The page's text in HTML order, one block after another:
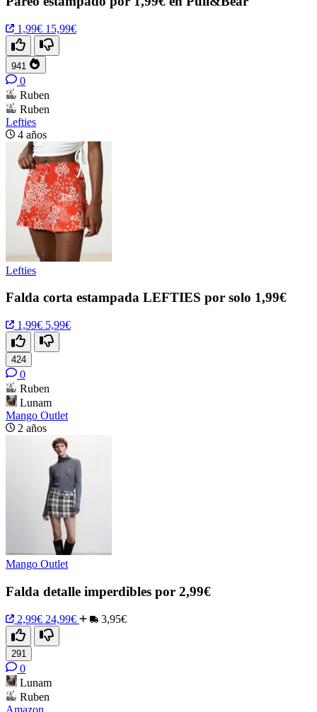
1,99€ 15,99€
941
0
Ruben
Ruben
Lefties
4 años
Lefties
Falda corta estampada LEFTIES por solo 1,99€
1,99€ 5,99€
424
0
Ruben
Lunam
Mango Outlet
2 años
Mango Outlet
Falda detalle imperdibles por 2,99€
2,99€ 24,99€ 3,95€
291
0
Lunam
Ruben
Amazon